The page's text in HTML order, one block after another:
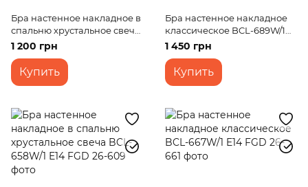
Бра настенное накладное в
спальню хрустальное свеча
BCL-655W/1 E14 FGD
1 200 грн
Купить
Бра настенное накладное
классическое BCL-689W/1
E14 G
1 450 грн
Купить